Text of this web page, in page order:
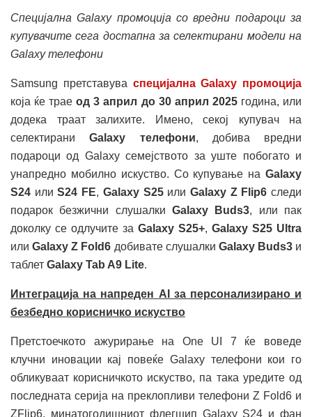
Специјална Galaxy промоција со вредни подароци за
купувачите сега достапна за селектирани модели на
Galaxy телефони
Samsung претставува специјална Galaxy промоција
која ќе траеод 3април до 30 април 2025година, или
додека траат залихите. Имено, секој купувач на
селектираниGalaxy телефони, добива вредни
подароци од Galaxy семејството за уште побогато и
унапредно мобилно искуство. Со купување на Galaxy
S24 илиS24 FE, Galaxy S25или Galaxy Z Flip6 следи
подарок безжични слушалки Galaxy Buds3, или пак
доколку се одлучите за Galaxy S25+, Galaxy S25 Ultra
илиGalaxy Z Fold6 добивате слушалки Galaxy Buds3и
таблет Galaxy Tab A9 Lite.
Интеграција на напреден AI за персонализирано и
безбедно корисничко искуство
Претстоечкото ажурирање на One UI 7 ќе воведе
клучни иновации кај повеќе Galaxy телефони кои го
обликуваат корисничкото искуство, па така уредите од
последната серија на преклопливи телефони Z Fold6 и
ZFlip6, минатогодишниот флегшип Galaxy S24 и фан